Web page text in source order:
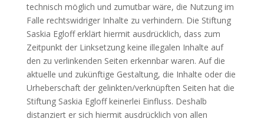
technisch möglich und zumutbar wäre, die Nutzung im
Falle rechtswidriger Inhalte zu verhindern. Die Stiftung
Saskia Egloff erklärt hiermit ausdrücklich, dass zum
Zeitpunkt der Linksetzung keine illegalen Inhalte auf
den zu verlinkenden Seiten erkennbar waren. Auf die
aktuelle und zukünftige Gestaltung, die Inhalte oder die
Urheberschaft der gelinkten/verknüpften Seiten hat die
Stiftung Saskia Egloff keinerlei Einfluss. Deshalb
distanziert er sich hiermit ausdrücklich von allen